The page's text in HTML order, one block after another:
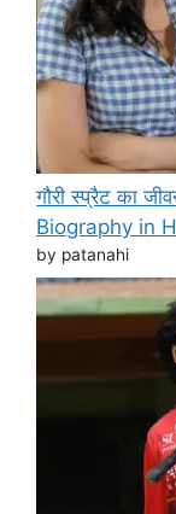
गौरी स्प्रैट का
Biography in
by patanahi